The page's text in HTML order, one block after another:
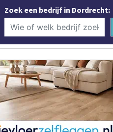
Zoek een bedrijf in Dordrecht: